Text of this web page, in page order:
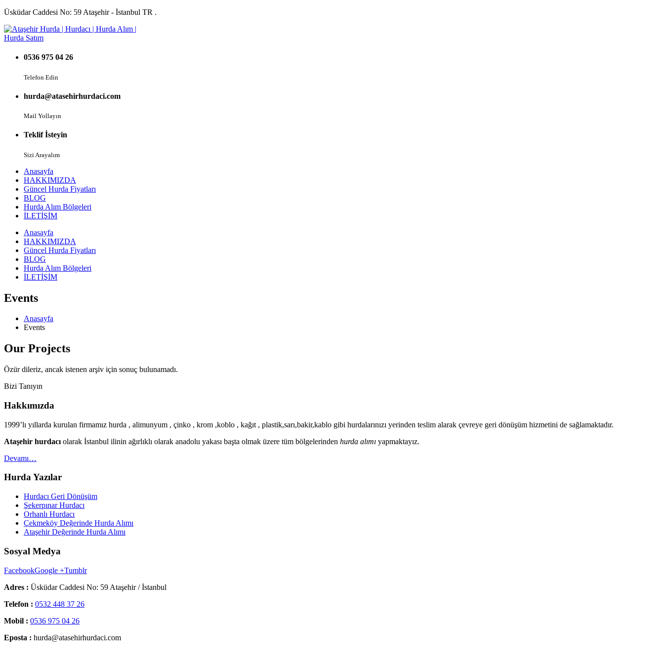
Üsküdar Caddesi No: 59 Ataşehir - İstanbul TR .
0536 975 04 26
Telefon Edin
hurda@atasehirhurdaci.com
Mail Yollayın
Teklif İsteyin
Sizi Arayalım
Anasayfa
HAKKIMIZDA
Güncel Hurda Fiyatları
BLOG
Hurda Alım Bölgeleri
İLETİŞİM
Anasayfa
HAKKIMIZDA
Güncel Hurda Fiyatları
BLOG
Hurda Alım Bölgeleri
İLETİŞİM
Events
Anasayfa
Events
Our Projects
Özür dileriz, ancak istenen arşiv için sonuç bulunamadı.
Bizi Tanıyın
Hakkımızda
1999’lı yıllarda kurulan firmamız hurda , alimunyum , çinko , krom ,koblo , kağıt , plastik,sarı,bakir,kablo gibi hurdalarınızı yerinden teslim alarak çevreye geri dönüşüm hizmetini de sağlamaktadır.
Ataşehir hurdacı olarak İstanbul ilinin ağırlıklı olarak anadolu yakası başta olmak üzere tüm bölgelerinden hurda alımı yapmaktayız.
Devamı…
Hurda Yazılar
Hurdacı Geri Dönüşüm
Şekerpınar Hurdacı
Orhanlı Hurdacı
Çekmeköy Değerinde Hurda Alımı
Ataşehir Değerinde Hurda Alımı
Sosyal Medya
FacebookGoogle +Tumblr
Adres : Üsküdar Caddesi No: 59 Ataşehir / İstanbul
Telefon : 0532 448 37 26
Mobil : 0536 975 04 26
Eposta : hurda@atasehirhurdaci.com